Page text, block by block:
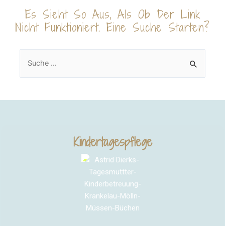
Es Sieht So Aus, Als Ob Der Link
Nicht Funktioniert. Eine Suche Starten?
Kindertagespflege